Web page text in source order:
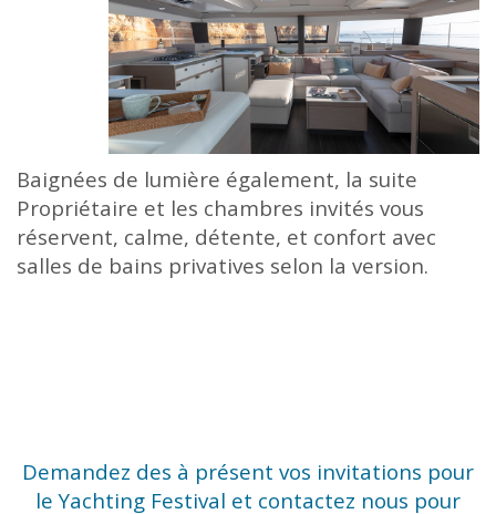
Baignées de lumière également, la suite
Propriétaire et les chambres invités vous
réservent, calme, détente, et confort avec
salles de bains privatives selon la version.
Demandez des à présent vos invitations pour
le Yachting Festival et contactez nous pour